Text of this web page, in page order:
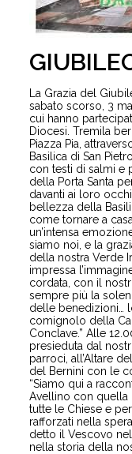
La Grazia del
sabato scorso, 3
cui hanno
Diocesi. Tremila
Piazza Pia,
Basilica di San
con testi di salmi e
della Porta Santa
davanti ai loro
bellezza della
come tornare a
un’intensa
siamo noi, e la
della nostra Verde
impressa
cordata, con il
sempre più la
delle benedizioni…
comignolo della
Conclave.” Alle
presieduta dal
parroci, all’Altare
del Bernini con le
“Siamo qui a
Avellino con quella
tutte le Chiese e
rafforzati nella
detto il Vescovo
nella storia della